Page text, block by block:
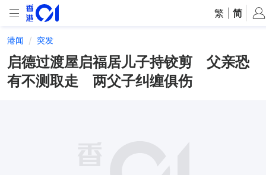
繁 简
港闻 突发
启德过渡屋启福居儿子持铰剪 父亲恐
有不测取走 两父子纠缠俱伤